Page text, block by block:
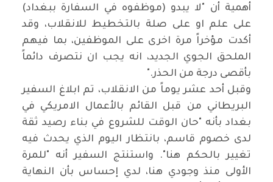
أهمية أن "لا يبدو (موظفوه في السفارة ببغداد)
على علم او على صلة بالتخطيط للانقلاب، وقد
أكدت مؤخراً مرة اخرى على الموظفين، بما فيهم
الملحق الجوي الجديد، انه يجب ان نتصرف دائماً
بأقصى درجة من الحذر".
وقبل أحد عشر يوماً من الانقلاب، تم ابلاغ السفير
البريطاني من قبل القائم بالأعمال الامريكي في
بغداد بأنه "حان الوقت للشروع في بناء رصيد ثقة
لدى خصوم قاسم، بانتظار اليوم الذي يحدث فيه
تغيير بالحكم هنا". واستنتج السفير أنه "للمرة
الأولى منذ وجودي هنا، لدي إحساس بأن النهاية